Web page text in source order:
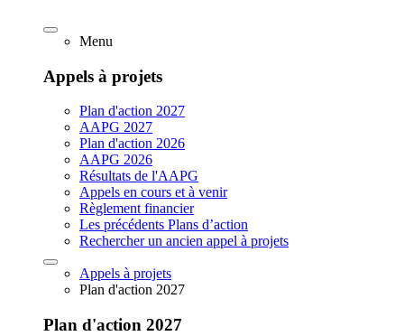
Menu
Appels à projets
Plan d'action 2027
AAPG 2027
Plan d'action 2026
AAPG 2026
Résultats de l'AAPG
Appels en cours et à venir
Règlement financier
Les précédents Plans d’action
Rechercher un ancien appel à projets
Appels à projets
Plan d'action 2027
Plan d'action 2027